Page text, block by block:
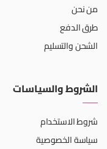
من نحن
طرق الدفع
الشحن والتسليم
الشروط والسياسات
شروط الاستخدام
سياسة الخصوصية